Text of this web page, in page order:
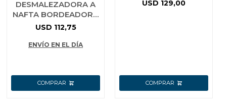
DESMALEZADORA A
NAFTA BORDEADORA
43CC WADFOW 2HP
USD 112,75
ENVÍO EN EL DÍA
USD 129,00